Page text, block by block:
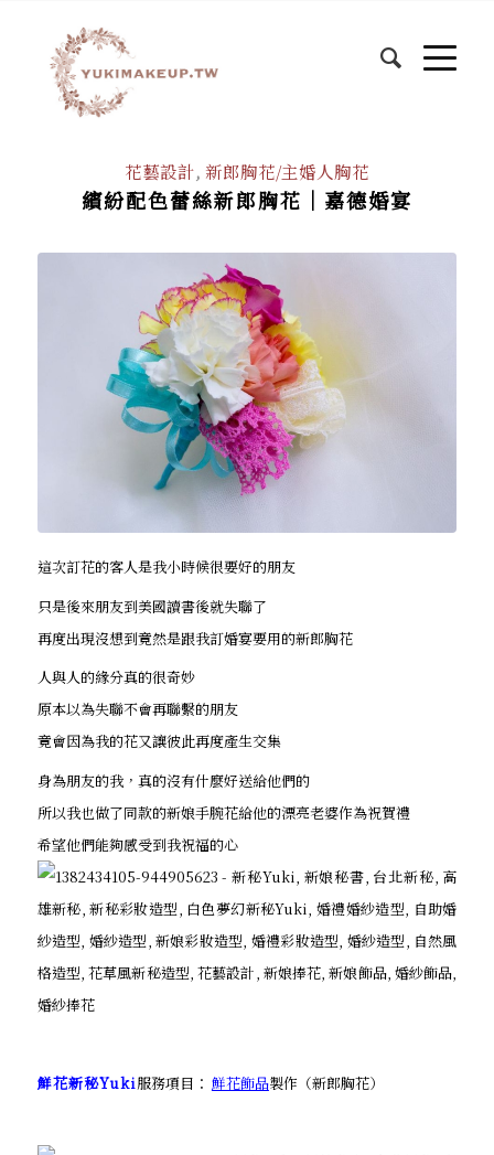
花藝設計, 新郎胸花/主婚人胸花
繽紛配色蕾絲新郎胸花│嘉德婚宴
這次訂花的客人是我小時候很要好的朋友
只是後來朋友到美國讀書後就失聯了
再度出現沒想到竟然是跟我訂婚宴要用的新郎胸花
人與人的緣分真的很奇妙
原本以為失聯不會再聯繫的朋友
竟會因為我的花又讓彼此再度產生交集
身為朋友的我，真的沒有什麼好送給他們的
所以我也做了同款的新娘手腕花給他的漂亮老婆作為祝賀禮
希望他們能夠感受到我祝福的心
鮮花新秘Yuki服務項目： 鮮花飾品製作（新郎胸花）